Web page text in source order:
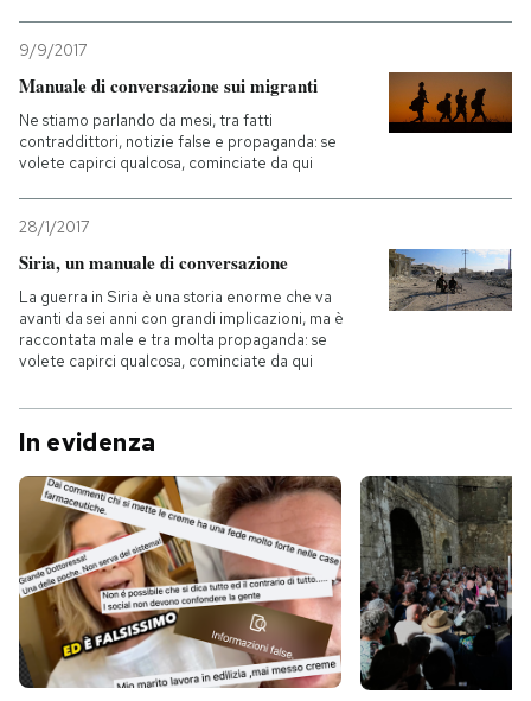
9/9/2017
Manuale di conversazione sui migranti
Ne stiamo parlando da mesi, tra fatti
contraddittori, notizie false e propaganda: se
volete capirci qualcosa, cominciate da qui
28/1/2017
Siria, un manuale di conversazione
La guerra in Siria è una storia enorme che va
avanti da sei anni con grandi implicazioni, ma è
raccontata male e tra molta propaganda: se
volete capirci qualcosa, cominciate da qui
In evidenza